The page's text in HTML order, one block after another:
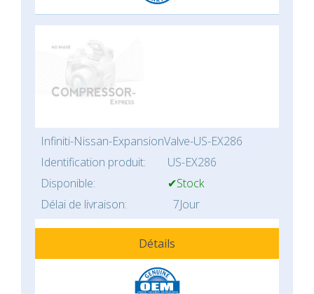
Infiniti-Nissan-ExpansionValve-US-EX286
Identification produit:
US-EX286
Disponible:
✔Stock
Délai de livraison:
7Jour
Détails